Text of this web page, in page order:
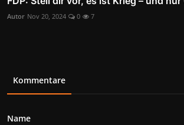
Autor Nov 20, 2024 0 7
Kommentare
Name